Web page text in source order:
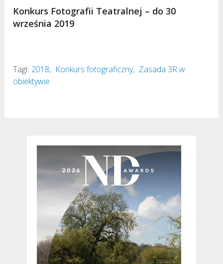
Konkurs Fotografii Teatralnej – do 30
września 2019
Tagi: 2018, Konkurs fotograficzny, Zasada 3R w
obiektywie